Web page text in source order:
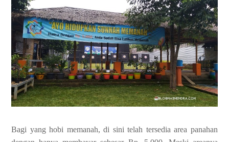
Bagi yang hobi memanah, di sini telah tersedia area panahan